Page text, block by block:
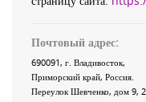
Почтовый адрес:
690091, г. Владивосток,
Приморский край, Россия
Переулок Шевченко, дом 9,